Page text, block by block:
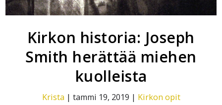
Kirkon historia: Joseph
Smith herättää miehen
kuolleista
Krista | tammi 19, 2019 | Kirkon opit